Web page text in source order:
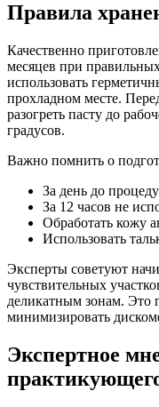
Правила
Качественно
месяцев при
использовать
прохладном месте.
разогреть пасту до
градусов.
Важно помнить о
За день до
За 12 часов не
Обработать кожу
Использовать
Эксперты советуют
чувствительных
деликатным зонам. Это
минимизировать
Экспертное